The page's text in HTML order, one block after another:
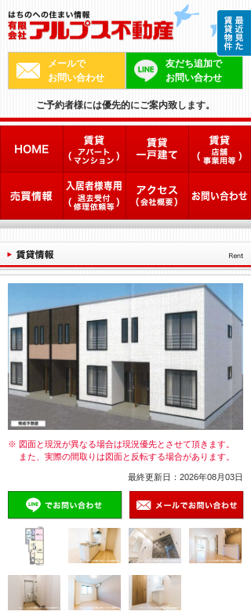
メールで
お問い合わせ
友だち追加で
お問い合わせ
ご予約者様には優先的にご案内致します。
※ 図面と現況が異なる場合は現況優先とさせて頂きます。
また、実際の間取りは図面と反転する場合があります。
最終更新日：2026年08月03日